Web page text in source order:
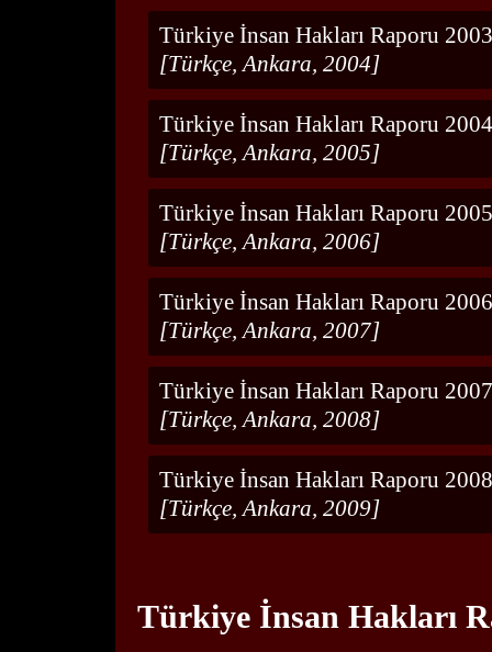
Türkiye İnsan Hakları Raporu 2003
[Türkçe, Ankara, 2004]
Türkiye İnsan Hakları Raporu 2004
[Türkçe, Ankara, 2005]
Türkiye İnsan Hakları Raporu 2005
[Türkçe, Ankara, 2006]
Türkiye İnsan Hakları Raporu 2006
[Türkçe, Ankara, 2007]
Türkiye İnsan Hakları Raporu 2007
[Türkçe, Ankara, 2008]
Türkiye İnsan Hakları Raporu 2008
[Türkçe, Ankara, 2009]
Türkiye İnsan Hakları